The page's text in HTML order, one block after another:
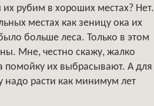
рубим в хороших местах? Нет.
местах как зеницу ока их
больше леса. Только в этом
Мне, честно скажу, жалко
помойку их выбрасывают. А для
надо расти как минимум лет